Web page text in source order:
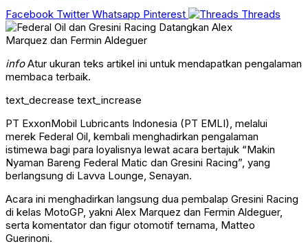
Facebook Twitter Whatsapp Pinterest Threads
infoAtur ukuran teks artikel ini untuk mendapatkan pengalaman
membaca terbaik.
text_decrease text_increase
PT ExxonMobil Lubricants Indonesia (PT EMLI), melalui
merek Federal Oil, kembali menghadirkan pengalaman
istimewa bagi para loyalisnya lewat acara bertajuk “Makin
Nyaman Bareng Federal Matic dan Gresini Racing”, yang
berlangsung di Lavva Lounge, Senayan.
Acara ini menghadirkan langsung dua pembalap Gresini Racing
di kelas MotoGP, yakni Alex Marquez dan Fermin Aldeguer,
serta komentator dan figur otomotif ternama, Matteo
Guerinoni.